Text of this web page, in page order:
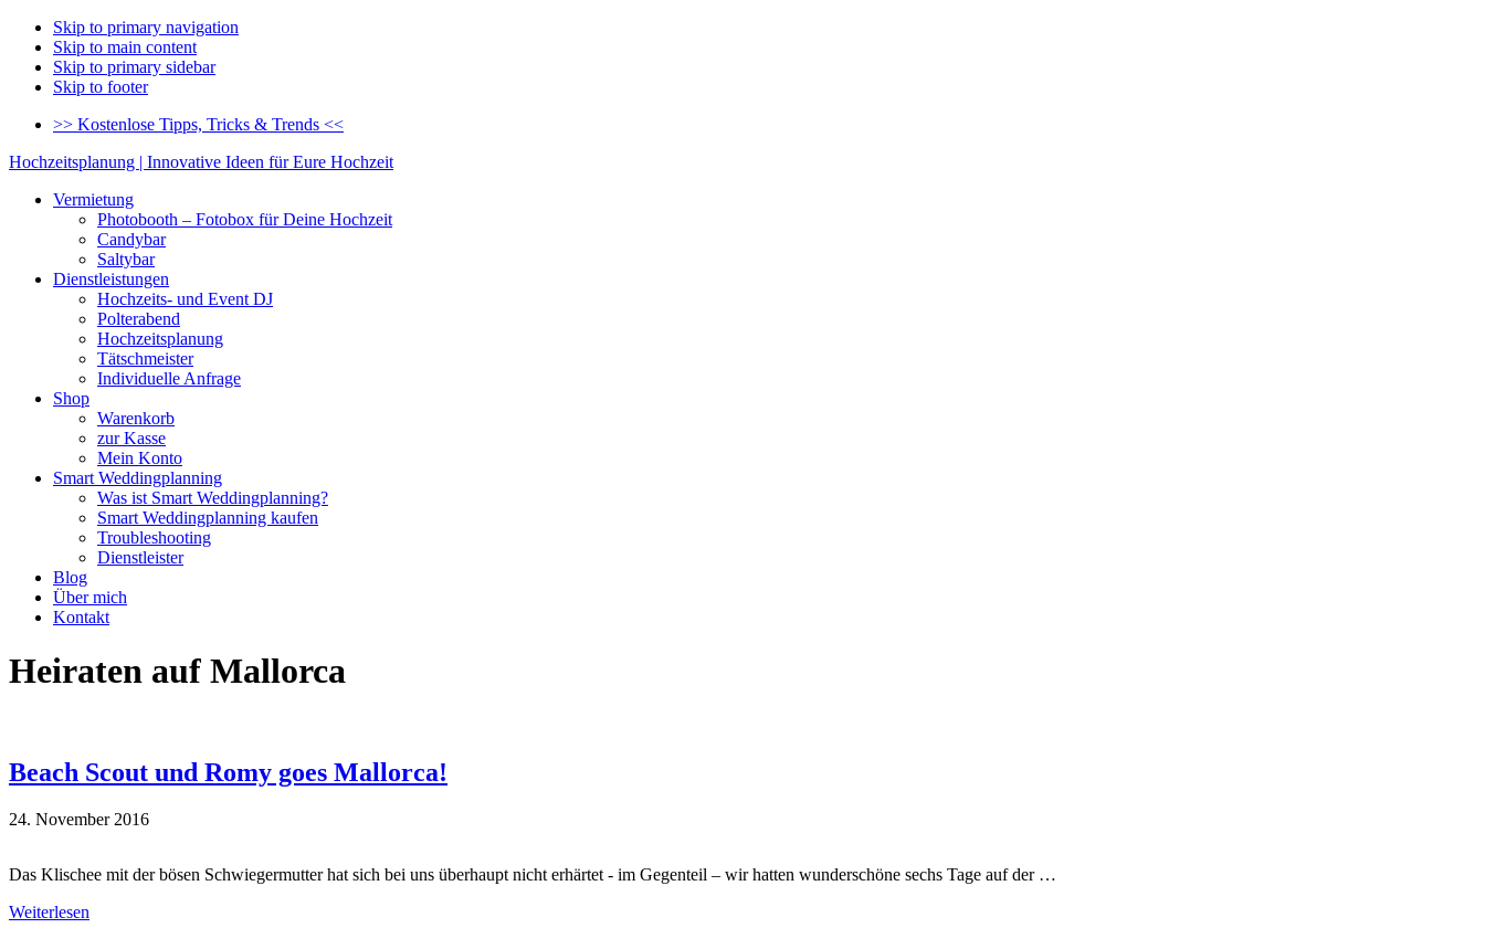
Skip to primary navigation
Skip to main content
Skip to primary sidebar
Skip to footer
>> Kostenlose Tipps, Tricks & Trends <<
Hochzeitsplanung | Innovative Ideen für Eure Hochzeit
Vermietung
Photobooth – Fotobox für Deine Hochzeit
Candybar
Saltybar
Dienstleistungen
Hochzeits- und Event DJ
Polterabend
Hochzeitsplanung
Tätschmeister
Individuelle Anfrage
Shop
Warenkorb
zur Kasse
Mein Konto
Smart Weddingplanning
Was ist Smart Weddingplanning?
Smart Weddingplanning kaufen
Troubleshooting
Dienstleister
Blog
Über mich
Kontakt
Heiraten auf Mallorca
Beach Scout und Romy goes Mallorca!
24. November 2016
Das Klischee mit der bösen Schwiegermutter hat sich bei uns überhaupt nicht erhärtet - im Gegenteil – wir hatten wunderschöne sechs Tage auf der …
Weiterlesen